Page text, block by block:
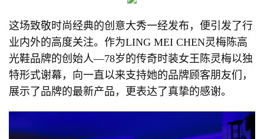
这场致敬时尚经典的创意大秀一经发布，便引发了行
业内外的高度关注。作为LING MEI CHEN灵梅陈高
光鞋品牌的创始人—78岁的传奇时装女王陈灵梅以独
特形式谢幕，向一直以来支持她的品牌顾客朋友们，
展示了品牌的最新产品，更表达了真挚的感谢。